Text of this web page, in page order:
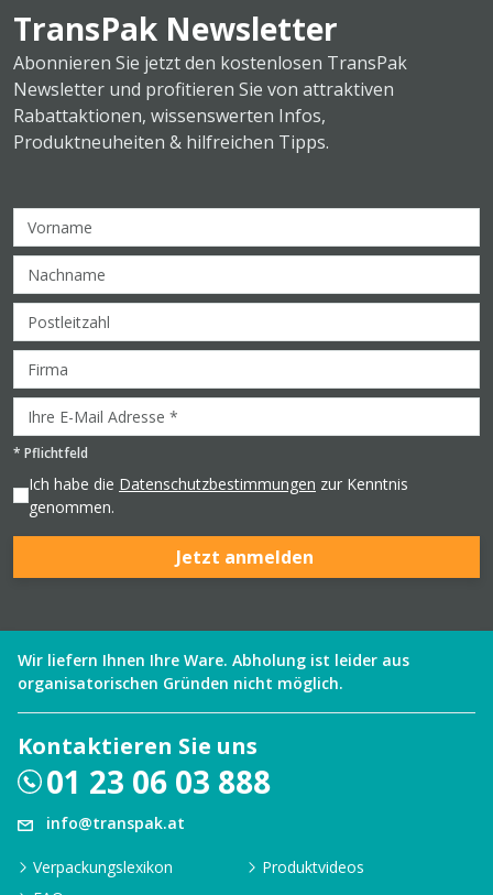
TransPak Newsletter
Abonnieren Sie jetzt den kostenlosen TransPak
Newsletter und profitieren Sie von attraktiven
Rabattaktionen, wissenswerten Infos,
Produktneuheiten & hilfreichen Tipps.
* Pflichtfeld
Ich habe die Datenschutzbestimmungen zur Kenntnis
genommen.
Jetzt anmelden
Wir liefern Ihnen Ihre Ware. Abholung ist leider aus
organisatorischen Gründen nicht möglich.
Kontaktieren Sie uns
01 23 06 03 888
info@transpak.at
Verpackungslexikon
Produktvideos